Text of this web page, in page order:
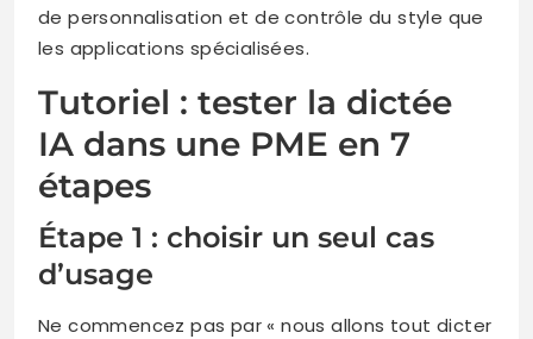
de personnalisation et de contrôle du style que
les applications spécialisées.
Tutoriel : tester la dictée
IA dans une PME en 7
étapes
Étape 1 : choisir un seul cas
d’usage
Ne commencez pas par « nous allons tout dicter